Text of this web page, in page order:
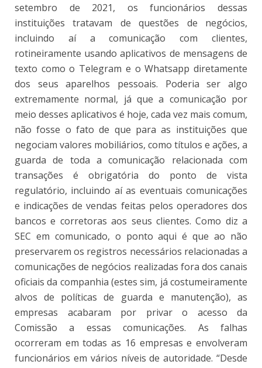
setembro de 2021, os funcionários dessas
instituições tratavam de questões de negócios,
incluindo aí a comunicação com clientes,
rotineiramente usando aplicativos de mensagens de
texto como o Telegram e o Whatsapp diretamente
dos seus aparelhos pessoais. Poderia ser algo
extremamente normal, já que a comunicação por
meio desses aplicativos é hoje, cada vez mais comum,
não fosse o fato de que para as instituições que
negociam valores mobiliários, como títulos e ações, a
guarda de toda a comunicação relacionada com
transações é obrigatória do ponto de vista
regulatório, incluindo aí as eventuais comunicações
e indicações de vendas feitas pelos operadores dos
bancos e corretoras aos seus clientes. Como diz a
SEC em comunicado, o ponto aqui é que ao não
preservarem os registros necessários relacionadas a
comunicações de negócios realizadas fora dos canais
oficiais da companhia (estes sim, já costumeiramente
alvos de políticas de guarda e manutenção), as
empresas acabaram por privar o acesso da
Comissão a essas comunicações. As falhas
ocorreram em todas as 16 empresas e envolveram
funcionários em vários níveis de autoridade. “Desde